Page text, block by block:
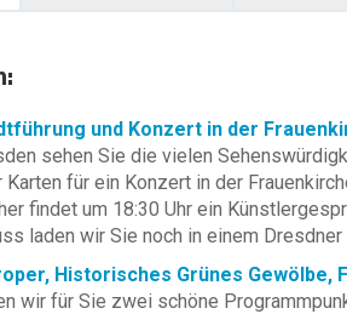
und Konzert in der
sehen Sie die vielen
für ein Konzert in der
findet um 18:30 Uhr ein
laden wir Sie noch in einem
Historisches Grünes Gewölbe,
wir für Sie zwei schöne